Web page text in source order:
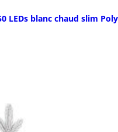
LEDs blanc chaud slim Poly